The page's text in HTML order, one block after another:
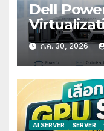
Dell
Native
ก.ค. 30, 2026
AI SERVER SERVER